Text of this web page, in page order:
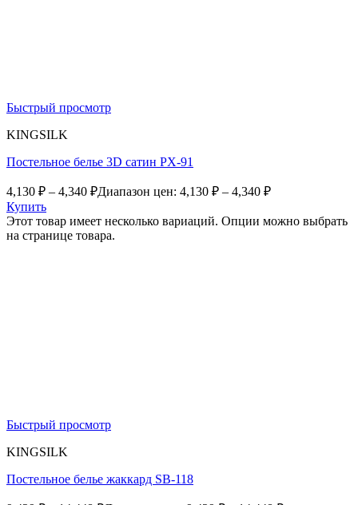
Быстрый просмотр
KINGSILK
Постельное белье 3D сатин PX-91
4,130 ₽ – 4,340 ₽Диапазон цен: 4,130 ₽ – 4,340 ₽
Купить
Этот товар имеет несколько вариаций. Опции можно выбрать
на странице товара.
Быстрый просмотр
KINGSILK
Постельное белье жаккард SB-118